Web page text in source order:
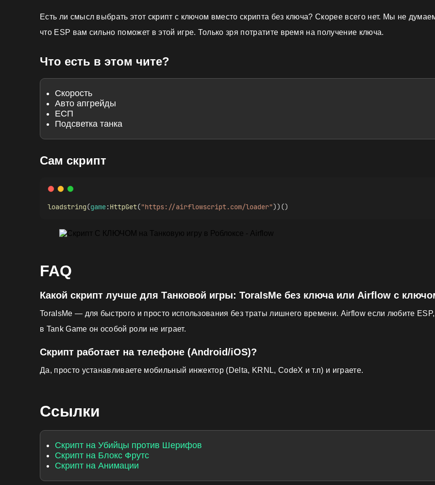
Есть ли смысл выбрать этот скрипт с ключом вместо скрипта без ключа? Скорее всего нет. Мы не
что ESP вам сильно поможет в этой игре. Только зря потратите время на получение ключа.
Что есть в этом чите?
Скорость
Авто апгрейды
ЕСП
Подсветка танка
Сам скрипт
loadstring(game:HttpGet("https://airflowscript.com/loader"))()
FAQ
Какой скрипт лучше для Танковой игры: ToraIsMe без ключа или Airflow с
ToraIsMe — для быстрого и просто использования без траты лишнего времени. Airflow если любите
в Tank Game он особой роли не играет.
Скрипт работает на телефоне (Android/iOS)?
Да, просто устанавливаете мобильный инжектор (Delta, KRNL, CodeX и т.п) и играете.
Ссылки
Скрипт на Убийцы против Шерифов
Скрипт на Блокс Фрутс
Скрипт на Анимации